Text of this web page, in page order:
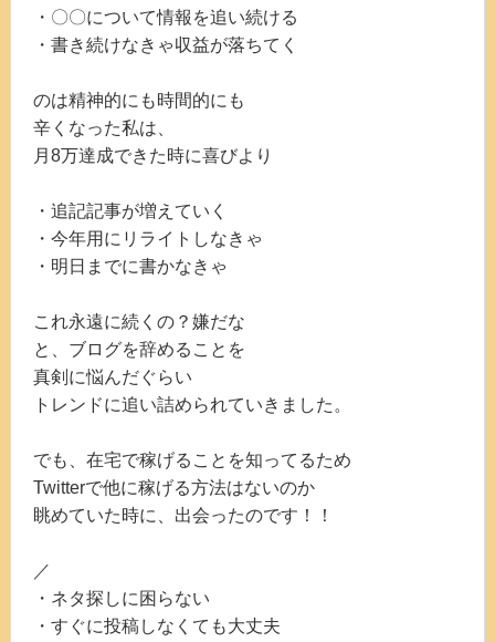
・〇〇について情報を追い続ける
・書き続けなきゃ収益が落ちてく
のは精神的にも時間的にも
辛くなった私は、
月8万達成できた時に喜びより
・追記記事が増えていく
・今年用にリライトしなきゃ
・明日までに書かなきゃ
これ永遠に続くの？嫌だな
と、ブログを辞めることを
真剣に悩んだぐらい
トレンドに追い詰められていきました。
でも、在宅で稼げることを知ってるため
Twitterで他に稼げる方法はないのか
眺めていた時に、出会ったのです！！
／
・ネタ探しに困らない
・すぐに投稿しなくても大丈夫